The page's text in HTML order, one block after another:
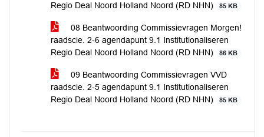
Regio Deal Noord Holland Noord (RD NHN)
85 KB
08 Beantwoording Commissievragen Morgen!
raadscie. 2-6 agendapunt 9.1 Institutionaliseren
Regio Deal Noord Holland Noord (RD NHN)
86 KB
09 Beantwoording Commissievragen VVD
raadscie. 2-5 agendapunt 9.1 Institutionaliseren
Regio Deal Noord Holland Noord (RD NHN)
85 KB